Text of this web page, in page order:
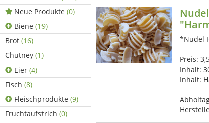
Neue Produkte (0)
Biene (19)
Brot (16)
Chutney (1)
Eier (4)
Fisch (8)
Fleischprodukte (9)
Fruchtaufstrich (0)
*Nudel
Preis:
Inhalt:
Inhalt: